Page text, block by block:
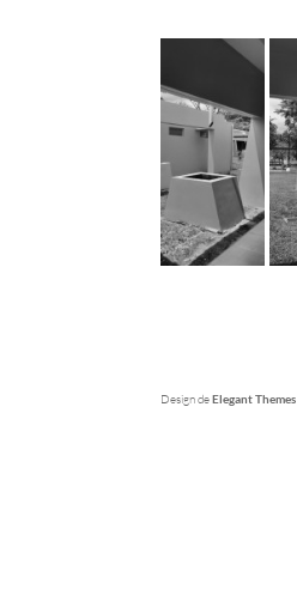
Design deElegant Themes